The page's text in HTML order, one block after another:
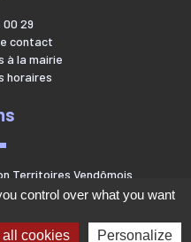
00 29
contact
à la mairie
horaires
Territoires Vendômois
control over what you want
all cookies Personalize